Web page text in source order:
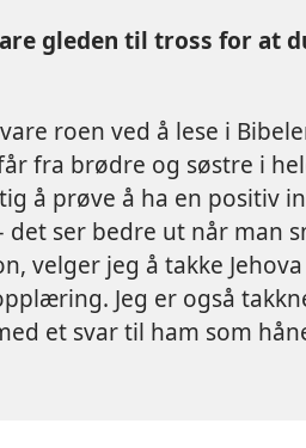
gleden til tross for at
roen ved å lese i
fra brødre og søstre i
å prøve å ha en positiv
ser bedre ut når man
velger jeg å takke
Jeg er også
et svar til ham som